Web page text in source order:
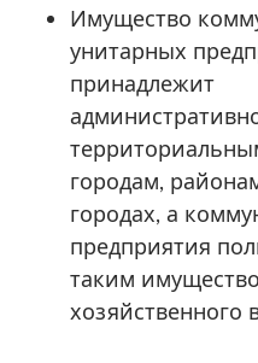
Имущество
унитарных
принадлежит
городам,
городах, а
предприятия
таким
хозяйственного